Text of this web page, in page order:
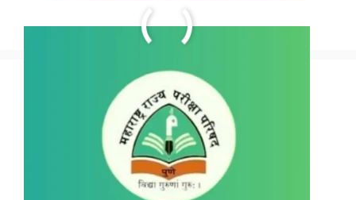
How 21 Years Old Boy became